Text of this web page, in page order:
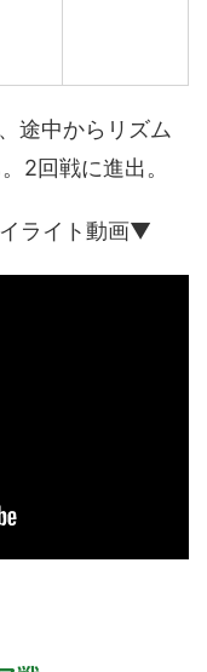
途中からリズム
2回戦に進出。
ライト動画▼